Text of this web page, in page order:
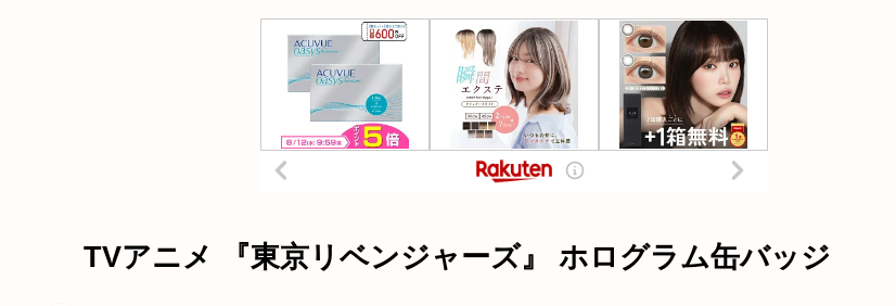
TVアニメ 『東京リベンジャーズ』 ホログラム缶バッジ